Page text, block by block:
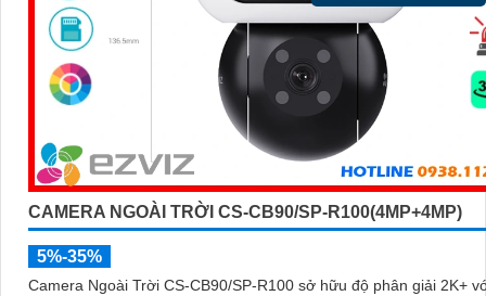
CAMERA NGOÀI TRỜI CS-CB90/SP-R100(4MP+4MP)
5%-35%
Camera Ngoài Trời CS-CB90/SP-R100 sở hữu độ phân giải 2K+